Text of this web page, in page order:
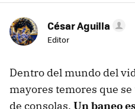
César Aguilla
Editor
Dentro del mundo del
mayores temores que
de consolas. Un baneo